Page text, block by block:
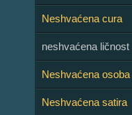
Neshvaćena cura
neshvaćena ličnost
Neshvaćena osoba
Neshvaćena satira